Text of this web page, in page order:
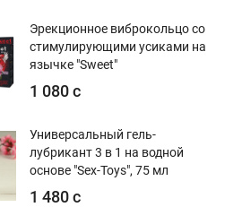
Эрекционное виброкольцо со
стимулирующими усиками на
язычке "Sweet"
1 080 с
Универсальный гель-
лубрикант 3 в 1 на водной
основе "Sex-Toys", 75 мл
1 480 с